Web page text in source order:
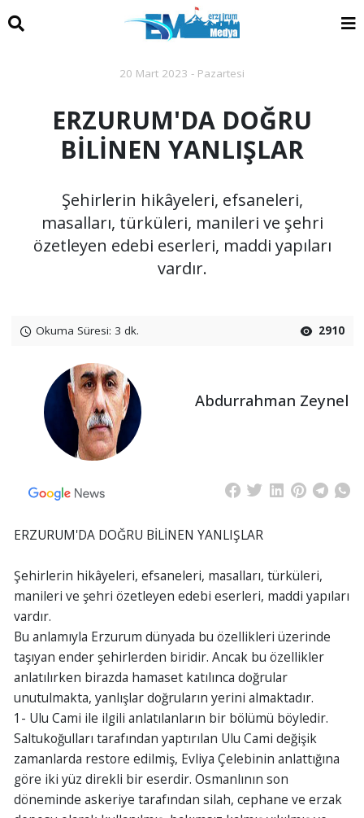
20 Mart 2023 - Pazartesi
ERZURUM'DA DOĞRU
BİLİNEN YANLIŞLAR
Şehirlerin hikâyeleri, efsaneleri,
masalları, türküleri, manileri ve şehri
özetleyen edebi eserleri, maddi yapıları
vardır.
Okuma Süresi: 3 dk. 2910
Abdurrahman Zeynel
ERZURUM'DA DOĞRU BİLİNEN YANLIŞLAR
Şehirlerin hikâyeleri, efsaneleri, masalları, türküleri,
manileri ve şehri özetleyen edebi eserleri, maddi yapıları
vardır.
Bu anlamıyla Erzurum dünyada bu özellikleri üzerinde
taşıyan ender şehirlerden biridir. Ancak bu özellikler
anlatılırken birazda hamaset katılınca doğrular
unutulmakta, yanlışlar doğruların yerini almaktadır.
1- Ulu Cami ile ilgili anlatılanların bir bölümü böyledir.
Saltukoğulları tarafından yaptırılan Ulu Cami değişik
zamanlarda restore edilmiş, Evliya Çelebinin anlattığına
göre iki yüz direkli bir eserdir. Osmanlının son
döneminde askeriye tarafından silah, cephane ve erzak